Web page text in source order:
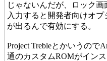
じゃないんだが、ロック画
入力すると開発者向けオ
が出るんで有効にする。
Project Trebleとかいうので
通のカスタムROMがイン